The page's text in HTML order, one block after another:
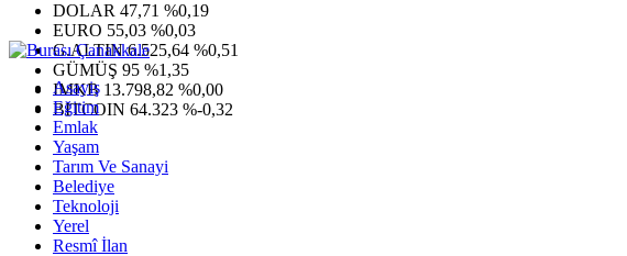
DOLAR 47,71 %0,19
EURO 55,03 %0,03
G.ALTIN6.525,64 %0,51
GÜMÜŞ 95 %1,35
IMKB 13.798,82 %0,00
BITCOIN 64.323 %-0,32
Asayiş
Eğitim
Emlak
Yaşam
Tarım Ve Sanayi
Belediye
Teknoloji
Yerel
Resmî İlan